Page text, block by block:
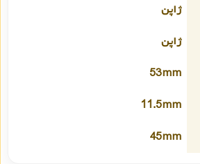
ژاپن
ژاپن
53mm
11.5mm
45mm